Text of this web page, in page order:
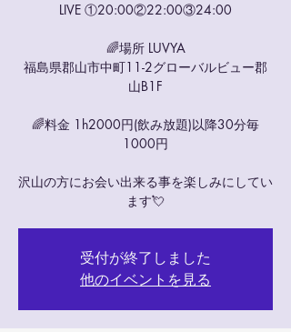
LIVE ①20:00②22:00③24:00
🌈場所 LUVYA
福島県郡山市中町11-2グローバルビュー郡
山B1F
🌈料金 1h2000円(飲み放題)以降30分毎
1000円
沢山の方にお会い出来る事を楽しみにしてい
ます💘
受付が終了しました
他のイベントを見る